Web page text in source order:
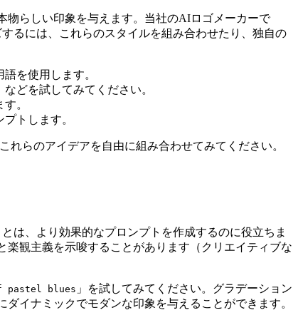
物らしい印象を与えます。当社のAIロゴメーカーで
るには、これらのスタイルを組み合わせたり、独自の
語を使用します。
などを試してみてください。
。
プトします。
れらのアイデアを自由に組み合わせてみてください。
は、より効果的なプロンプトを作成するのに役立ちま
観主義を示唆することがあります（クリエイティブな
pastel blues 」を試してみてください。グラデーション
ダイナミックでモダンな印象を与えることができます。